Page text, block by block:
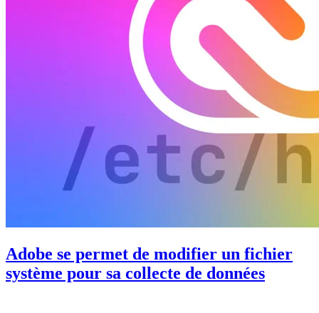
Adobe se permet de modifier un fichier
système pour sa collecte de données